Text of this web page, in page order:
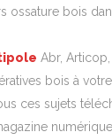
ossature bois
Abr,
bois à
ces sujets